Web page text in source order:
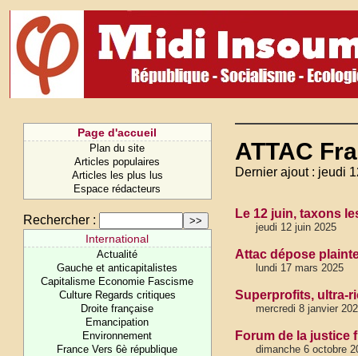
Page d'accueil
Plan du site
Articles populaires
Articles les plus lus
Espace rédacteurs
Rechercher :
International
Actualité
Gauche et anticapitalistes
Capitalisme Economie Fascisme
Culture Regards critiques
Droite française
Emancipation
Environnement
France Vers 6è république
ATTAC
Dernier ajout : jeudi
Le 12 juin, taxons
jeudi 12 juin 2025
Attac dépose
lundi 17 mars 2025
Superprofits, ultra-
mercredi 8 janvier
Forum de la justice
dimanche 6 octobre